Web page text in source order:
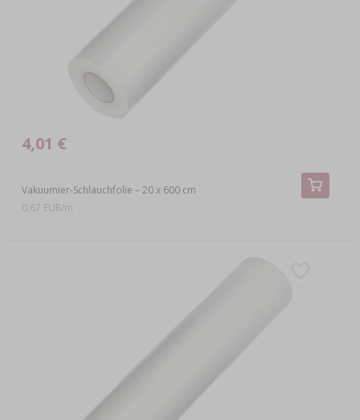
Vakuumier-Schlauchfolie – 20 x 600 cm
4,01 €
0,67 EUR/m